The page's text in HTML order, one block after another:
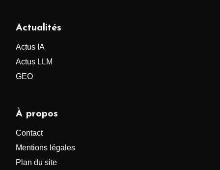
Actualités
Actus IA
Actus LLM
GEO
À propos
Contact
Mentions légales
Plan du site